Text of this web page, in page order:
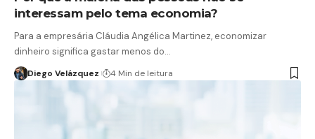
interessam pelo tema economia?
Para a empresária Cláudia Angélica Martinez, economizar
dinheiro significa gastar menos do…
Diego Velázquez 4 Min de leitura